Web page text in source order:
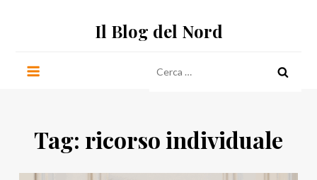
Il Blog del Nord
per:
Tag: ricorso individuale